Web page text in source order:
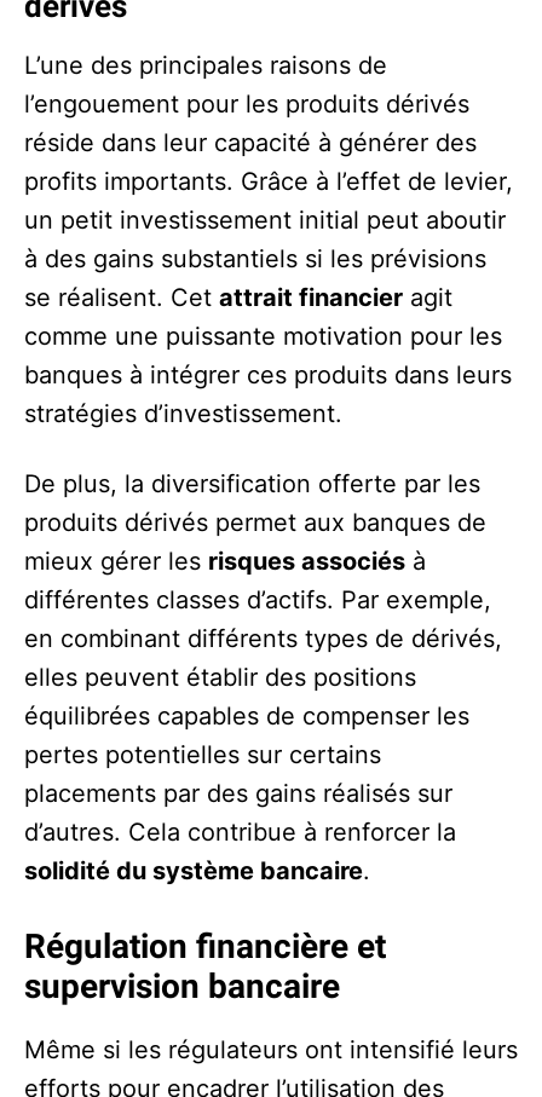
L’une des principales raisons de
l’engouement pour les produits dérivés
réside dans leur capacité à générer des
profits importants. Grâce à l’effet de levier,
un petit investissement initial peut aboutir
à des gains substantiels si les prévisions
se réalisent. Cet attrait financier agit
comme une puissante motivation pour les
banques à intégrer ces produits dans leurs
stratégies d’investissement.
De plus, la diversification offerte par les
produits dérivés permet aux banques de
mieux gérer les risques associés à
différentes classes d’actifs. Par exemple,
en combinant différents types de dérivés,
elles peuvent établir des positions
équilibrées capables de compenser les
pertes potentielles sur certains
placements par des gains réalisés sur
d’autres. Cela contribue à renforcer la
solidité du système bancaire.
Régulation financière et
supervision bancaire
Même si les régulateurs ont intensifié leurs
efforts pour encadrer l’utilisation des